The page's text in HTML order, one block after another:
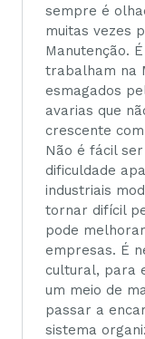
sempre é
muitas vezes
Manutenção.
trabalham na
esmagados
avarias que
crescente
Não é fácil
dificuldade
industriais
tornar difícil
pode
empresas. É
cultural, para
um meio de
passar a
sistema